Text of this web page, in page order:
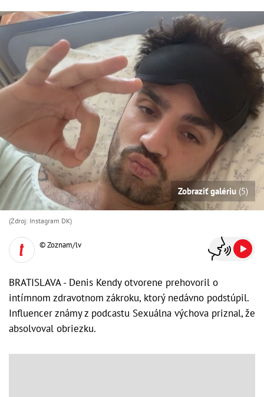
Zobraziť galériu (5)
(Zdroj: Instagram DK)
© Zoznam/lv
BRATISLAVA - Denis Kendy otvorene prehovoril o
intímnom zdravotnom zákroku, ktorý nedávno podstúpil.
Influencer známy z podcastu Sexuálna výchova priznal, že
absolvoval obriezku.